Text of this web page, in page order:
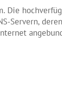
Die
Servern,